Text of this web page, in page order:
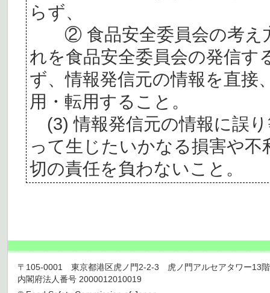
らず、
② 食品安全委員会の考え
れを食品安全委員会の発信す
ず、情報発信元の情報を直接
用・転用すること。
(3) 情報発信元の情報に誤
って生じたいかなる損害や
切の責任を負わないこと。
〒105-0001 東京都港区虎ノ門2-2-3 虎ノ門アルセアタワー13
内閣府法人番号 2000012010019